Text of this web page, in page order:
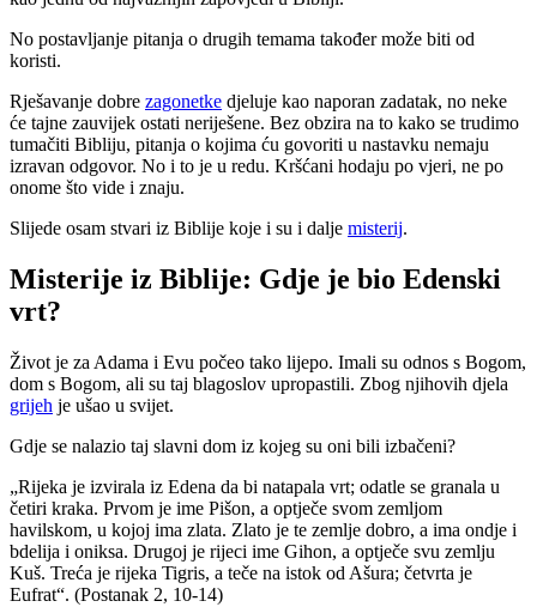
No postavljanje pitanja o drugih temama također može biti od
koristi.
Rješavanje dobre zagonetke djeluje kao naporan zadatak, no neke
će tajne zauvijek ostati neriješene. Bez obzira na to kako se trudimo
tumačiti Bibliju, pitanja o kojima ću govoriti u nastavku nemaju
izravan odgovor. No i to je u redu. Kršćani hodaju po vjeri, ne po
onome što vide i znaju.
Slijede osam stvari iz Biblije koje i su i dalje misterij.
Misterije iz Biblije: Gdje je bio Edenski
vrt?
Život je za Adama i Evu počeo tako lijepo. Imali su odnos s Bogom,
dom s Bogom, ali su taj blagoslov upropastili. Zbog njihovih djela
grijeh je ušao u svijet.
Gdje se nalazio taj slavni dom iz kojeg su oni bili izbačeni?
„Rijeka je izvirala iz Edena da bi natapala vrt; odatle se granala u
četiri kraka. Prvom je ime Pišon, a optječe svom zemljom
havilskom, u kojoj ima zlata. Zlato je te zemlje dobro, a ima ondje i
bdelija i oniksa. Drugoj je rijeci ime Gihon, a optječe svu zemlju
Kuš. Treća je rijeka Tigris, a teče na istok od Ašura; četvrta je
Eufrat“. (Postanak 2, 10-14)